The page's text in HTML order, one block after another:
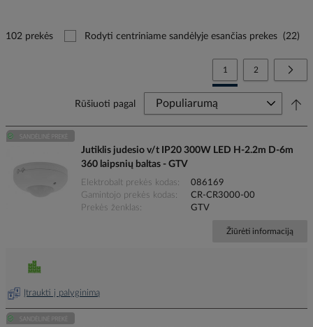
102 prekės Rodyti centriniame sandėlyje esančias prekes (22)
PageYou're currently reading
1 Page
2
Rūšiuoti pagal
Jutiklis judesio v/t IP20 300W LED H-2.2m D-6m
360 laipsnių baltas - GTV
Elektrobalt prekės kodas
086169
Gamintojo prekės kodas
CR-CR3000-00
Prekės ženklas
GTV
Žiūrėti informaciją
Įtraukti į palyginimą